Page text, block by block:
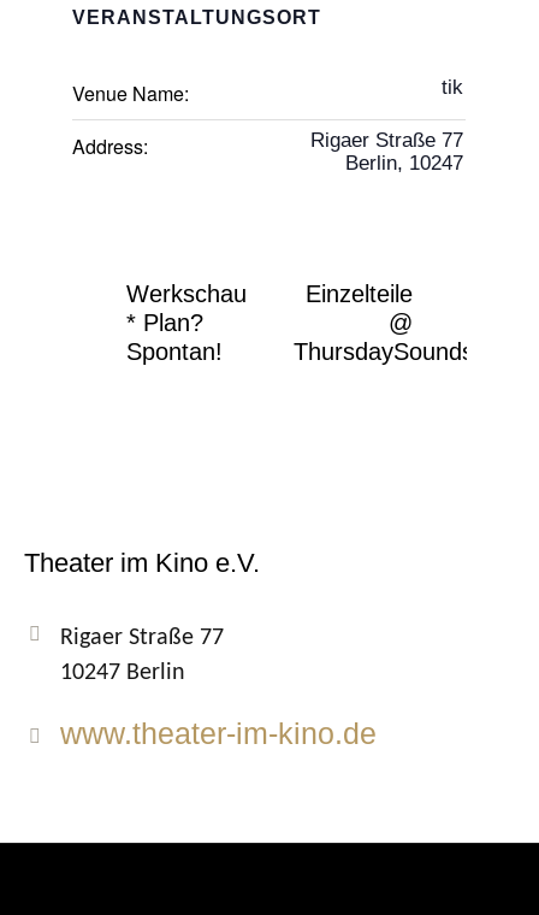
VERANSTALTUNGSORT
Venue Name: tik
Address:
Rigaer Straße 77
Berlin, 10247
Werkschau
* Plan?
Spontan!
Einzelteile
@
ThursdaySounds
Theater im Kino e.V.
Rigaer Straße 77
10247 Berlin
www.theater-im-kino.de